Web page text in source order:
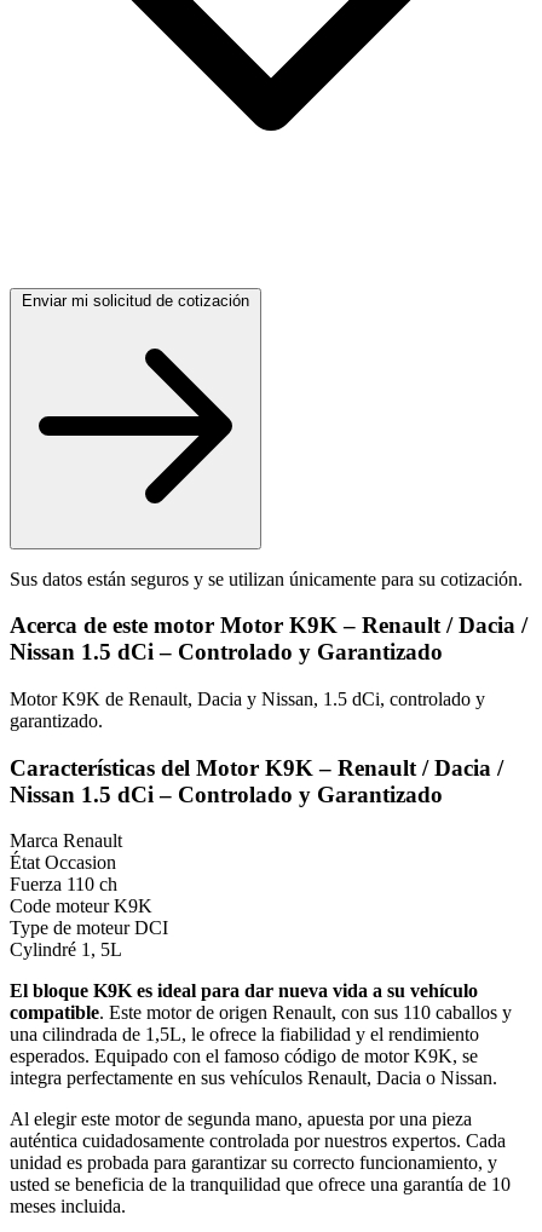
Enviar mi solicitud de cotización
Sus datos están seguros y se utilizan únicamente para su cotización.
Acerca de este motor Motor K9K – Renault / Dacia /
Nissan 1.5 dCi – Controlado y Garantizado
Motor K9K de Renault, Dacia y Nissan, 1.5 dCi, controlado y
garantizado.
Características del Motor K9K – Renault / Dacia /
Nissan 1.5 dCi – Controlado y Garantizado
Marca Renault
État Occasion
Fuerza 110 ch
Code moteurK9K
Type de moteurDCI
Cylindré 1, 5L
El bloque K9K es ideal para dar nueva vida a su vehículo
compatible. Este motor de origen Renault, con sus 110 caballos y
una cilindrada de 1,5L, le ofrece la fiabilidad y el rendimiento
esperados. Equipado con el famoso código de motor K9K, se
integra perfectamente en sus vehículos Renault, Dacia o Nissan.
Al elegir este motor de segunda mano, apuesta por una pieza
auténtica cuidadosamente controlada por nuestros expertos. Cada
unidad es probada para garantizar su correcto funcionamiento, y
usted se beneficia de la tranquilidad que ofrece una garantía de 10
meses incluida.